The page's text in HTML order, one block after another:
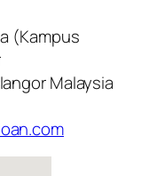
(Kampus
Malaysia